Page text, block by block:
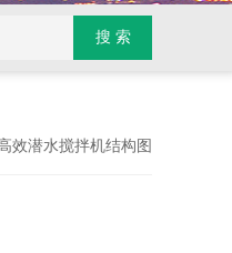
效潜水搅拌机结构图